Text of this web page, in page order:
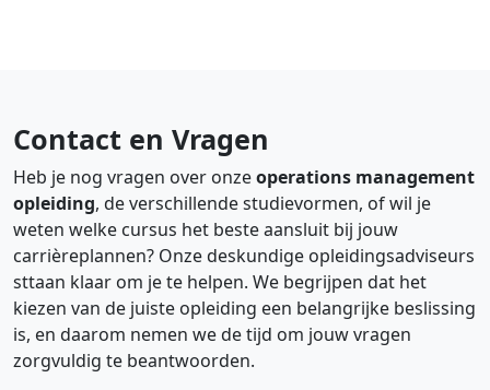
Contact en Vragen
Heb je nog vragen over onzeoperations management
opleiding, de verschillende studievormen, of wil je
weten welke cursus het beste aansluit bij jouw
carrièreplannen? Onze deskundige opleidingsadviseurs
sttaan klaar om je te helpen. We begrijpen dat het
kiezen van de juiste opleiding een belangrijke beslissing
is, en daarom nemen we de tijd om jouw vragen
zorgvuldig te beantwoorden.